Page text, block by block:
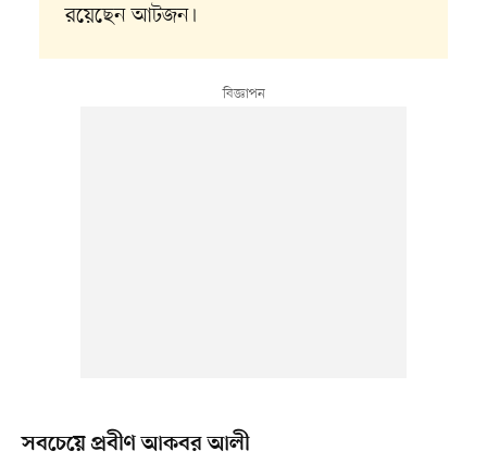
রয়েছেন আটজন।
সবচেয়ে প্রবীণ আকবর আলী